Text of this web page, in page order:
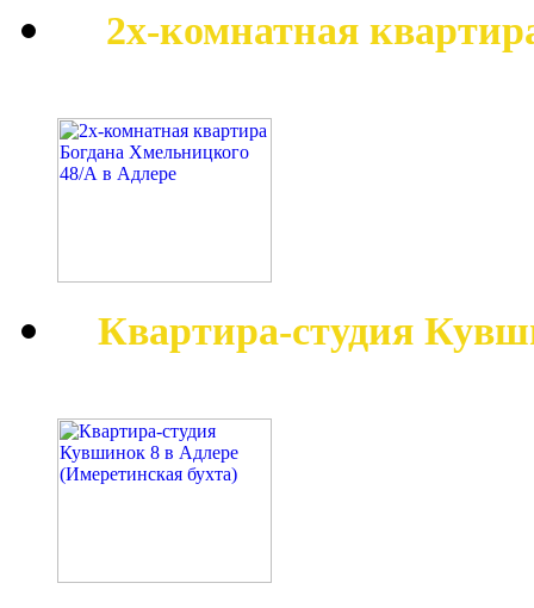
2х-комнатная
Квартира-студия